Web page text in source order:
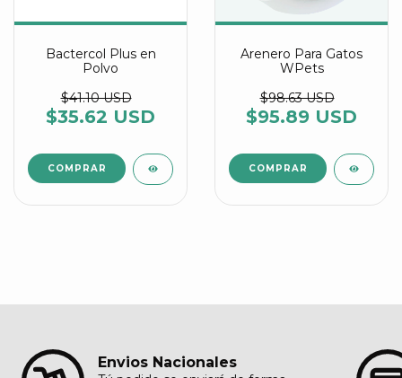
Bactercol Plus en
Polvo
$41.10 USD
$35.62 USD
Arenero Para Gatos
WPets
$98.63 USD
$95.89 USD
COMPRAR
Envios Nacionales